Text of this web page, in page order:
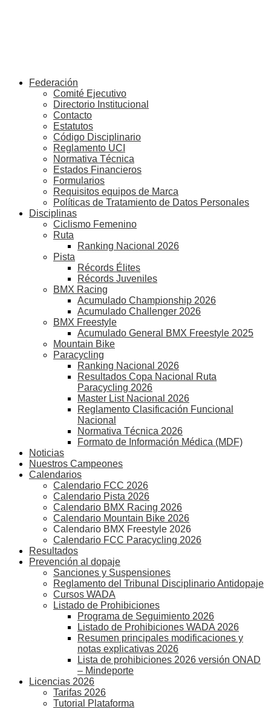
Federación
Comité Ejecutivo
Directorio Institucional
Contacto
Estatutos
Código Disciplinario
Reglamento UCI
Normativa Técnica
Estados Financieros
Formularios
Requisitos equipos de Marca
Políticas de Tratamiento de Datos Personales
Disciplinas
Ciclismo Femenino
Ruta
Ranking Nacional 2026
Pista
Récords Élites
Récords Juveniles
BMX Racing
Acumulado Championship 2026
Acumulado Challenger 2026
BMX Freestyle
Acumulado General BMX Freestyle 2025
Mountain Bike
Paracycling
Ranking Nacional 2026
Resultados Copa Nacional Ruta
Paracycling 2026
Master List Nacional 2026
Reglamento Clasificación Funcional
Nacional
Normativa Técnica 2026
Formato de Información Médica (MDF)
Noticias
Nuestros Campeones
Calendarios
Calendario FCC 2026
Calendario Pista 2026
Calendario BMX Racing 2026
Calendario Mountain Bike 2026
Calendario BMX Freestyle 2026
Calendario FCC Paracycling 2026
Resultados
Prevención al dopaje
Sanciones y Suspensiones
Reglamento del Tribunal Disciplinario Antidopaje
Cursos WADA
Listado de Prohibiciones
Programa de Seguimiento 2026
Listado de Prohibiciones WADA 2026
Resumen principales modificaciones y
notas explicativas 2026
Lista de prohibiciones 2026 versión ONAD
– Mindeporte
Licencias 2026
Tarifas 2026
Tutorial Plataforma